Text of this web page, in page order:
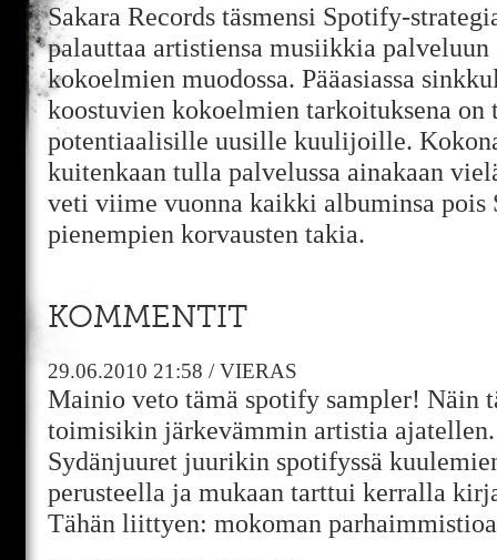
Sakara Records täsmensi Spotify-
palauttaa artistiensa musiikkia
kokoelmien muodossa. Pääasiassa
koostuvien kokoelmien tarkoituksena on
potentiaalisille uusille kuulijoille.
kuitenkaan tulla palvelussa ainakaan
veti viime vuonna kaikki albuminsa pois
pienempien korvausten takia.
KOMMENTIT
29.06.2010 21:58 /VIERAS
Mainio veto tämä spotify sampler! Näin
toimisikin järkevämmin artistia ajatellen.
Sydänjuuret juurikin spotifyssä
perusteella ja mukaan tarttui kerralla
Tähän liittyen: mokoman